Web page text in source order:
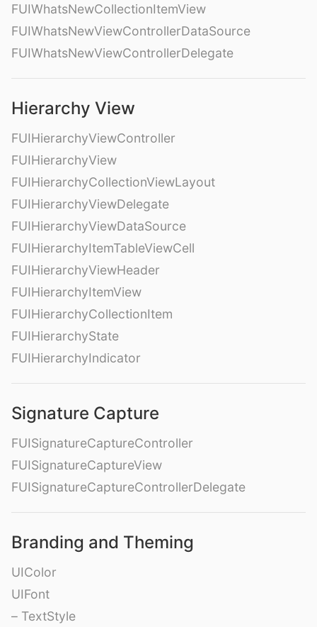
FUIWhatsNewCollectionItemView
FUIWhatsNewViewControllerDataSource
FUIWhatsNewViewControllerDelegate
Hierarchy View
FUIHierarchyViewController
FUIHierarchyView
FUIHierarchyCollectionViewLayout
FUIHierarchyViewDelegate
FUIHierarchyViewDataSource
FUIHierarchyItemTableViewCell
FUIHierarchyViewHeader
FUIHierarchyItemView
FUIHierarchyCollectionItem
FUIHierarchyState
FUIHierarchyIndicator
Signature Capture
FUISignatureCaptureController
FUISignatureCaptureView
FUISignatureCaptureControllerDelegate
Branding and Theming
UIColor
UIFont
– TextStyle